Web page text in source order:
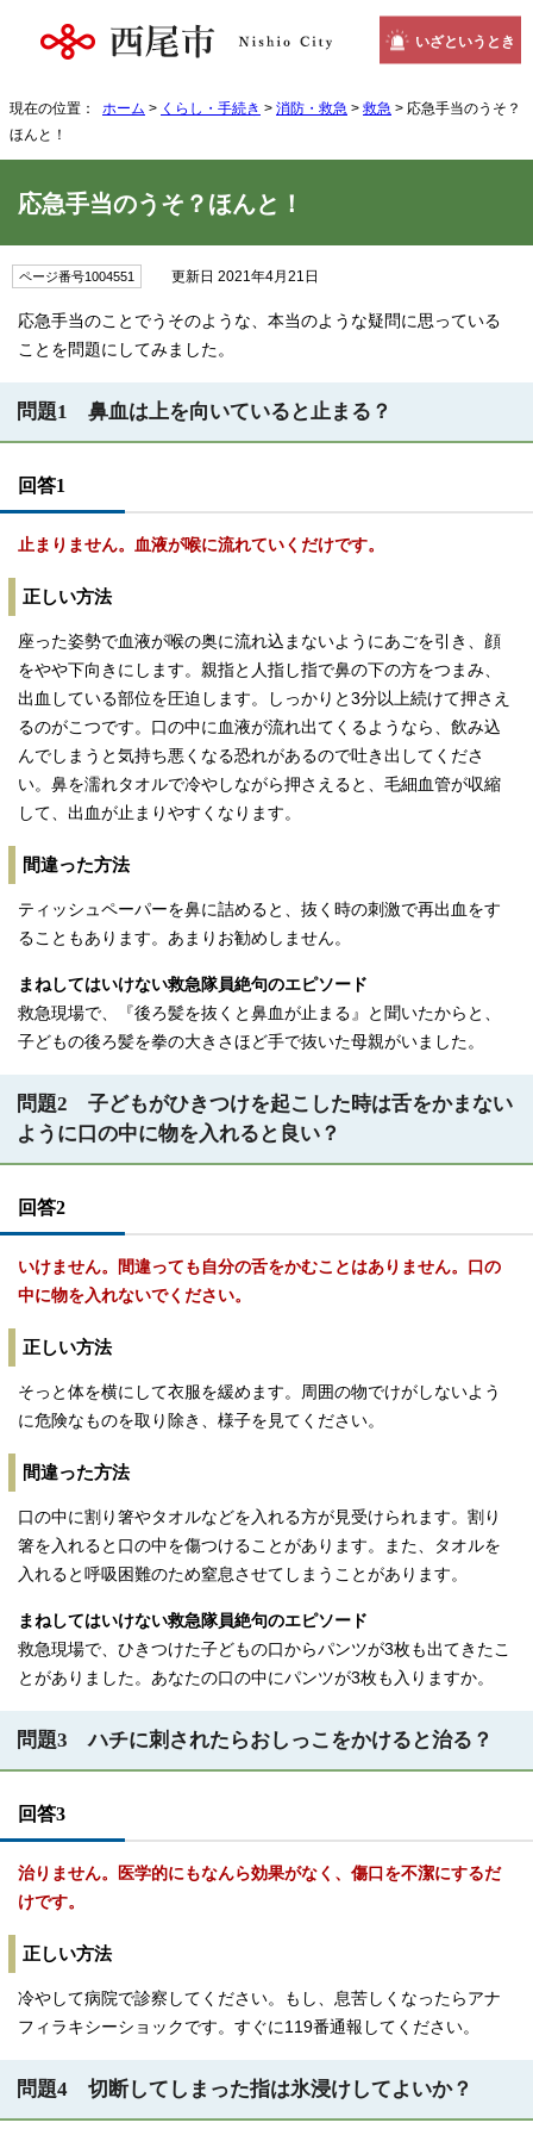
いざというとき
現在の位置： ホーム > くらし・手続き > 消防・救急 > 救急 > 応急手当のうそ？
ほんと！
応急手当のうそ？ほんと！
ページ番号1004551 更新日 2021年4月21日
応急手当のことでうそのような、本当のような疑問に思っている
ことを問題にしてみました。
問題1 鼻血は上を向いていると止まる？
回答1
止まりません。血液が喉に流れていくだけです。
正しい方法
座った姿勢で血液が喉の奥に流れ込まないようにあごを引き、顔
をやや下向きにします。親指と人指し指で鼻の下の方をつまみ、
出血している部位を圧迫します。しっかりと3分以上続けて押さえ
るのがこつです。口の中に血液が流れ出てくるようなら、飲み込
んでしまうと気持ち悪くなる恐れがあるので吐き出してくださ
い。鼻を濡れタオルで冷やしながら押さえると、毛細血管が収縮
して、出血が止まりやすくなります。
間違った方法
ティッシュペーパーを鼻に詰めると、抜く時の刺激で再出血をす
ることもあります。あまりお勧めしません。
まねしてはいけない救急隊員絶句のエピソード
救急現場で、『後ろ髪を抜くと鼻血が止まる』と聞いたからと、
子どもの後ろ髪を拳の大きさほど手で抜いた母親がいました。
問題2 子どもがひきつけを起こした時は舌をかまない
ように口の中に物を入れると良い？
回答2
いけません。間違っても自分の舌をかむことはありません。口の
中に物を入れないでください。
正しい方法
そっと体を横にして衣服を緩めます。周囲の物でけがしないよう
に危険なものを取り除き、様子を見てください。
間違った方法
口の中に割り箸やタオルなどを入れる方が見受けられます。割り
箸を入れると口の中を傷つけることがあります。また、タオルを
入れると呼吸困難のため窒息させてしまうことがあります。
まねしてはいけない救急隊員絶句のエピソード
救急現場で、ひきつけた子どもの口からパンツが3枚も出てきたこ
とがありました。あなたの口の中にパンツが3枚も入りますか。
問題3 ハチに刺されたらおしっこをかけると治る？
回答3
治りません。医学的にもなんら効果がなく、傷口を不潔にするだ
けです。
正しい方法
冷やして病院で診察してください。もし、息苦しくなったらアナ
フィラキシーショックです。すぐに119番通報してください。
問題4 切断してしまった指は氷浸けしてよいか？